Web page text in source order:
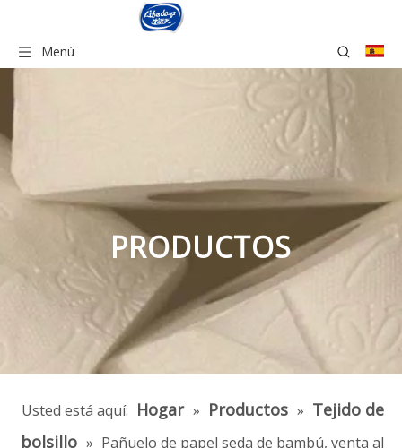
Menú
PRODUCTOS
Usted está aquí: Hogar » Productos » Tejido de
bolsillo » Pañuelo de papel seda de bambú, venta al